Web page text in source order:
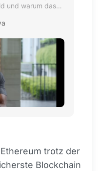
und warum das
trotz der
Blockchain